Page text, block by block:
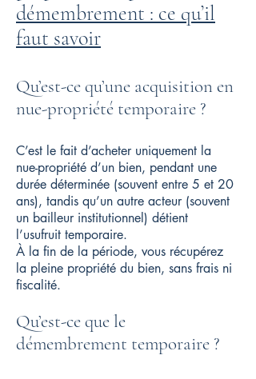
démembrement : ce qu’il
faut savoir
Qu’est-ce qu’une acquisition en
nue-propriété temporaire ?
C’est le fait d’acheter uniquement la
nue-propriété d’un bien, pendant une
durée déterminée (souvent entre 5 et 20
ans), tandis qu’un autre acteur (souvent
un bailleur institutionnel) détient
l’usufruit temporaire.
À la fin de la période, vous récupérez
la pleine propriété du bien, sans frais ni
fiscalité.
Qu’est-ce que le
démembrement temporaire ?